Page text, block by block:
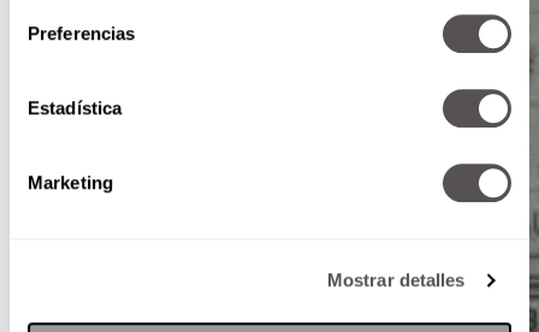
Preferencias
Estadística
Marketing
Mostrar detalles